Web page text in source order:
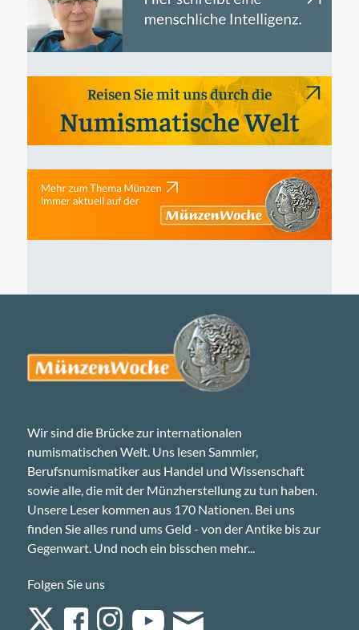
Wir sind die Brücke zur internationalen
numismatischen Welt. Uns lesen Sammler,
Berufsnumismatiker aus Handel und Wissenschaft
sowie alle, die mit der Münzherstellung zu tun haben.
Unsere Leser kommen aus 170 Nationen. Bei uns
finden Sie alles rund ums Geld - von der Antike bis zur
Gegenwart. Und noch ein bisschen mehr...
Folgen Sie uns